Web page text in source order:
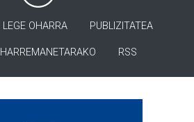
LEGE OHARRA PUBLIZITATEA
HARREMANETARAKO RSS